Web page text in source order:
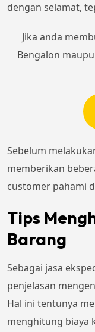
dengan selamat,
Jika anda
Bengalon
Sebelum
memberikan
customer pahami
Tips
Barang
Sebagai jasa
penjelasan
Hal ini tentunya
menghitung biaya